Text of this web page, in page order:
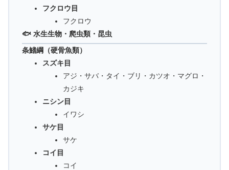
フクロウ目
フクロウ
🐟 水生生物・爬虫類・昆虫
条鰭綱（硬骨魚類）
スズキ目
アジ・サバ・タイ・ブリ・カツオ・マグロ・
カジキ
ニシン目
イワシ
サケ目
サケ
コイ目
コイ